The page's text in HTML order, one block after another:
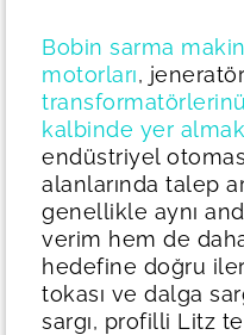
Bobin sarma
motorları,
transformatörlerin
kalbinde yer
endüstriyel
alanlarında talep
genellikle aynı
verim hem de
hedefine doğru
tokası ve dalga
sargı, profilli Litz